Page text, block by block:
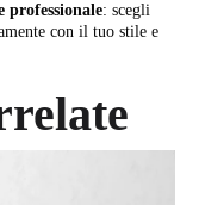
professionale: scegli
con il tuo stile e